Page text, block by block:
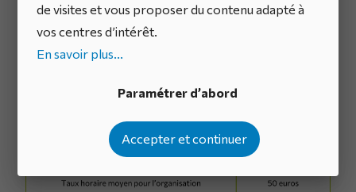
de visites et vous proposer du contenu adapté à
vos centres d’intérêt.
En savoir plus...
Paramétrer d’abord
Accepter et continuer
Voici les hypothèses retenues sur 12 mois :